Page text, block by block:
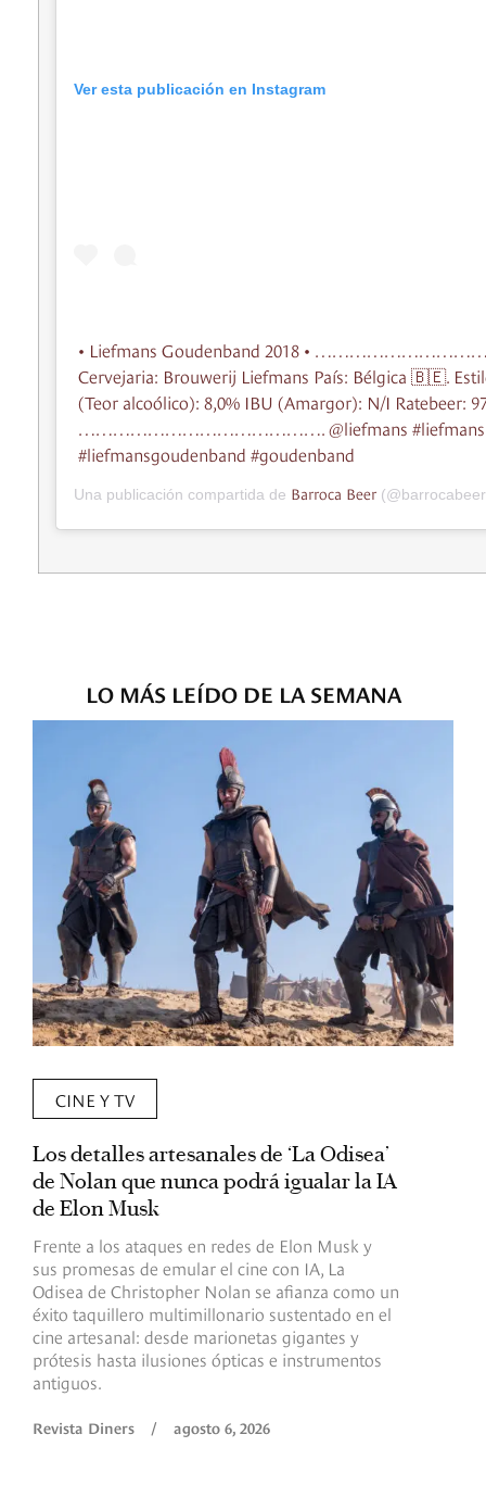
Ver esta publicación en Instagram
• Liefmans Goudenband 2018 •
Cervejaria: Brouwerij Liefmans País: Bélgica 🇧🇪.
(Teor alcoólico): 8,0% IBU (Amargor): N/I Ratebeer:
……………………………………. @liefmans #liefmans
#liefmansgoudenband #goudenband
Una publicación compartida de Barroca Beer
LO MÁS LEÍDO DE LA SEMANA
CINE Y TV
Los detalles artesanales de ‘La Odisea’
de Nolan que nunca podrá igualar la IA
de Elon Musk
Frente a los ataques en redes de Elon Musk y
sus promesas de emular el cine con IA, La
Odisea de Christopher Nolan se afianza como un
éxito taquillero multimillonario sustentado en el
cine artesanal: desde marionetas gigantes y
prótesis hasta ilusiones ópticas e instrumentos
antiguos.
Revista Diners / agosto 6, 2026